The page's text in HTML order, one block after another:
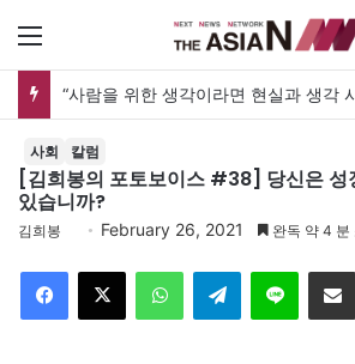
사회 칼럼
[김희봉의 포토보이스 #38] 당신은
있습니까?
김희봉 February 26, 2021 완독 약 4 분
Telegram